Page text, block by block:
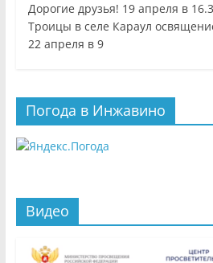
Дорогие друзья! 19 апреля в
Троицы в селе Караул
22 апреля в 9
Погода в Инжавино
Видео